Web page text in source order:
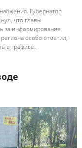
Губернатор
что главы
за информирование
особо отметил,
в графике.